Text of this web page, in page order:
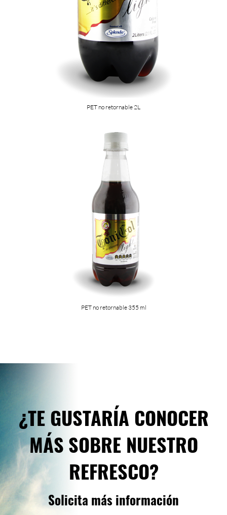
PET no retornable 2L
PET no retornable 355 ml
¿TE GUSTARÍA CONOCER
MÁS SOBRE NUESTRO
REFRESCO?
Solicita más información